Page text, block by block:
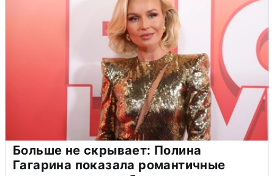
Больше не скрывает: Полина
Гагарина показала романтичные